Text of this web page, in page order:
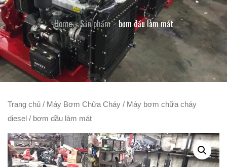
Home Sản phẩm bơm dầu làm mát
Trang chủ / Máy Bơm Chữa Cháy / Máy bơm chữa cháy
diesel / bơm dầu làm mát